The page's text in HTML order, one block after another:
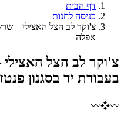
דף הבית
כניסה לחנות
צ'וקר לב הצל האצילי –
אפלה
צ'וקר לב הצל
בעבודת יד בסגנון
〰
❖
〰